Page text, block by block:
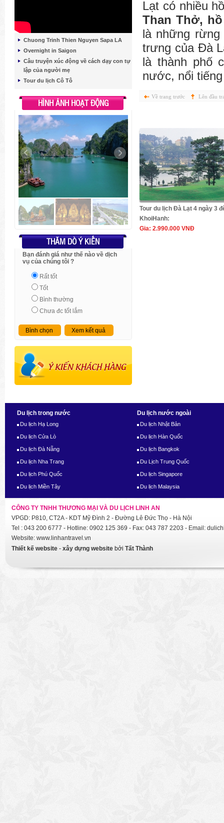
Chuong Trinh Thien Nguyen Sapa LA
Overnight in Saigon
Câu truyện xúc động về cách dạy con tự
lập của người mẹ
Tour du lịch Cô Tô
HÌNH ẢNH HOẠT ĐỘNG
THĂM DÒ Ý KIẾN
Bạn đánh giá như thế nào về dịch
vụ của chúng tôi ?
Rất tốt
Tốt
Bình thường
Chưa đc tốt lắm
Bình chọn Xem kết quả
Lạt có nhiều
Than Thở,
là những rừng
trưng của Ðà
là thành phố
nước, nổi
Về trang trước Lên đầu
Tour du lịch Đà Lạt 4 ngày 3
KhoiHanh:
Gia: 2.990.000 VNĐ
Du lịch trong nước
Du lịch Hạ Long
Du lịch Cửa Lò
Du lịch Đà Nẵng
Du lịch Nha Trang
Du lịch Phú Quốc
Du lịch Miền Tây
Du lịch nước ngoài
Du lịch Nhật Bản
Du lịch Hàn Quốc
Du lịch Bangkok
Du Lịch Trung Quốc
Du lịch Singapore
Du lịch Malaysia
CÔNG TY TNHH THƯƠNG MẠI VÀ DU LỊCH LINH AN
VPGD: P810, CT2A - KDT Mỹ Đình 2 - Đường Lê Đức Thọ - Hà Nội
Tel : 043 200 6777 - Hotline: 0902 125 369 - Fax: 043 787 2203 - Email:
Website: www.linhantravel.vn
Thiết kế website - xây dựng website bởi Tất Thành